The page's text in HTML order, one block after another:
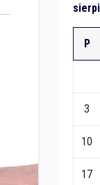
P
3
10
17